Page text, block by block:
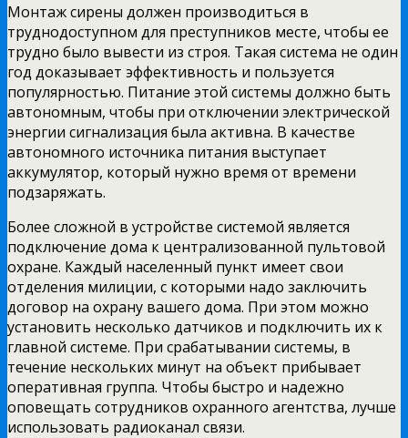
Монтаж сирены должен производиться в
труднодоступном для преступников месте, чтобы ее
трудно было вывести из строя. Такая система не один
год доказывает эффективность и пользуется
популярностью. Питание этой системы должно быть
автономным, чтобы при отключении электрической
энергии сигнализация была активна. В качестве
автономного источника питания выступает
аккумулятор, который нужно время от времени
подзаряжать.
Более сложной в устройстве системой является
подключение дома к централизованной пультовой
охране. Каждый населенный пункт имеет свои
отделения милиции, с которыми надо заключить
договор на охрану вашего дома. При этом можно
установить несколько датчиков и подключить их к
главной системе. При срабатывании системы, в
течение нескольких минут на объект прибывает
оперативная группа. Чтобы быстро и надежно
оповещать сотрудников охранного агентства, лучше
использовать радиоканал связи.